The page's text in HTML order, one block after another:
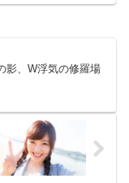
影、W浮気の修羅場